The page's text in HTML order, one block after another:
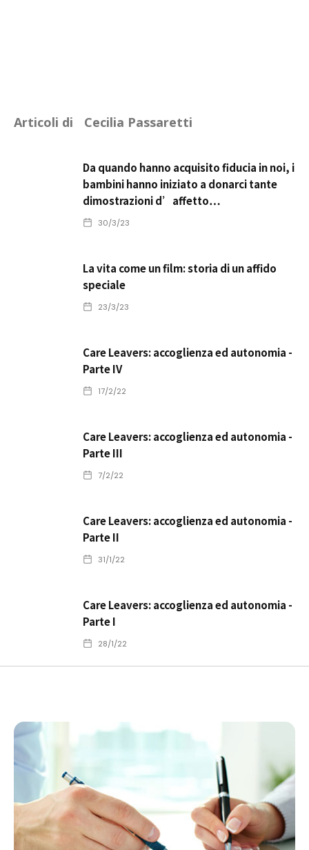
Articoli di Cecilia Passaretti
Da quando hanno acquisito fiducia in noi, i
bambini hanno iniziato a donarci tante
dimostrazioni d’affetto…
30/3/23
La vita come un film: storia di un affido
speciale
23/3/23
Care Leavers: accoglienza ed autonomia -
Parte IV
17/2/22
Care Leavers: accoglienza ed autonomia -
Parte III
7/2/22
Care Leavers: accoglienza ed autonomia -
Parte II
31/1/22
Care Leavers: accoglienza ed autonomia -
Parte I
28/1/22